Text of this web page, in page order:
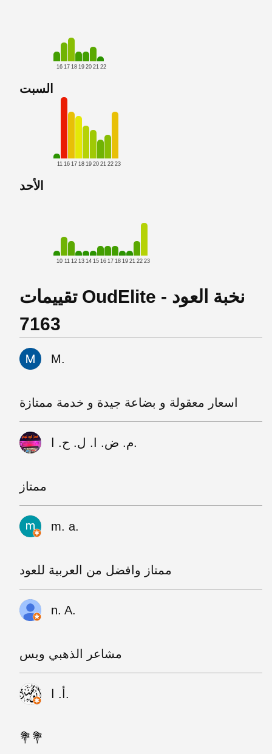
16 17 18 19 20 21 22
السبت
11 16 17 18 19 20 21 22 23
الأحد
10 11 12 13 14 15 16 17 18 19 21 22 23
تقييمات OudElite - نخبة العود
7163
M.
اسعار معقولة و بضاعة جيدة و خدمة ممتازة
م. ض. ا. ل. ح. ا.
ممتاز
m. a.
ممتاز وافضل من العربية للعود
n. A.
مشاعر الذهبي وبس
أ. ا.
💐💐